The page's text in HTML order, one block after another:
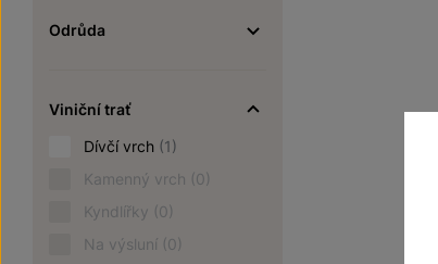
Odrůda
Viniční trať
Dívčí vrch (1)
Kamenný vrch (0)
Kyndlířky (0)
Na výsluní (0)